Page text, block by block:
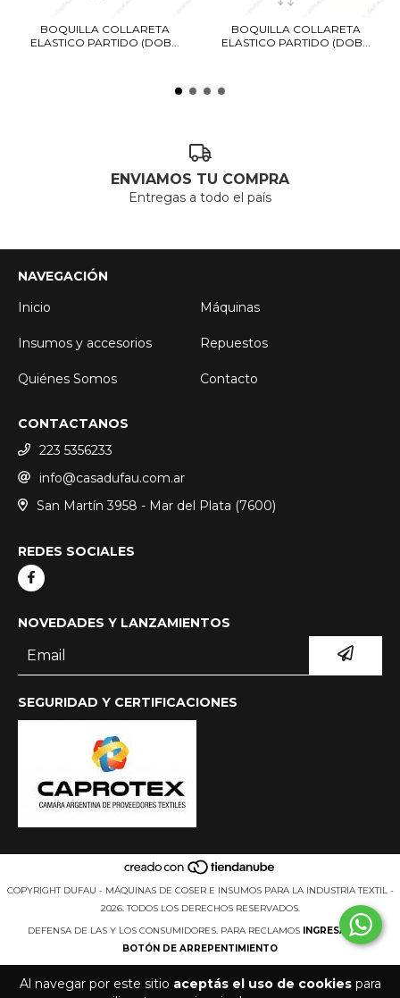
Al navegar por este sitio aceptás el uso de cookiespara
BOQUILLA COLLARETA
ELASTICO PARTIDO (DOB...
BOQUILLA COLLARETA
ELASTICO PARTIDO (DOB...
ENVIAMOS TU COMPRA
Entregas a todo el país
NAVEGACIÓN
Inicio
Máquinas
Insumos y accesorios Repuestos
Quiénes Somos Contacto
CONTACTANOS
223 5356233
info@casadufau.com.ar
San Martín 3958 - Mar del Plata (7600)
REDES SOCIALES
NOVEDADES Y LANZAMIENTOS
SEGURIDAD Y CERTIFICACIONES
COPYRIGHT DUFAU - MÁQUINAS DE COSER E INSUMOS PARA LA INDUSTRIA TEXTIL -
2026. TODOS LOS DERECHOS RESERVADOS.
DEFENSA DE LAS Y LOS CONSUMIDORES. PARA RECLAMOS
INGRESÁ ACÁ.
BOTÓN DE ARREPENTIMIENTO